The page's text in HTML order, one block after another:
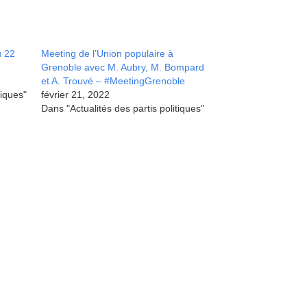
22
Meeting de l’Union populaire à
Grenoble avec M. Aubry, M. Bompard
et A. Trouvé – #MeetingGrenoble
février 21, 2022
Dans "Actualités des partis politiques"